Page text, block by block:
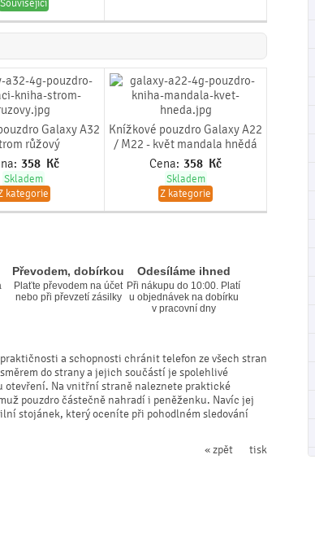
Související
Galaxy A32
růžový
358 Kč
Skladem
kategorie
Knížkové pouzdro Galaxy A22
/ M22 - květ mandala hnědá
Cena: 358 Kč
Skladem
Z kategorie
Převodem, dobírkou
Plaťte převodem na účet
nebo při převzetí zásilky
Odesíláme ihned
Při nákupu do 10:00. Platí
u objednávek na dobírku
v pracovní dny
a schopnosti chránit telefon ze všech stran
do strany a jejich součástí je spolehlivé
Na vnitřní straně naleznete praktické
pouzdro částečně nahradí i peněženku. Navíc jej
stojánek, který oceníte při pohodlném sledování
tisk
« zpět